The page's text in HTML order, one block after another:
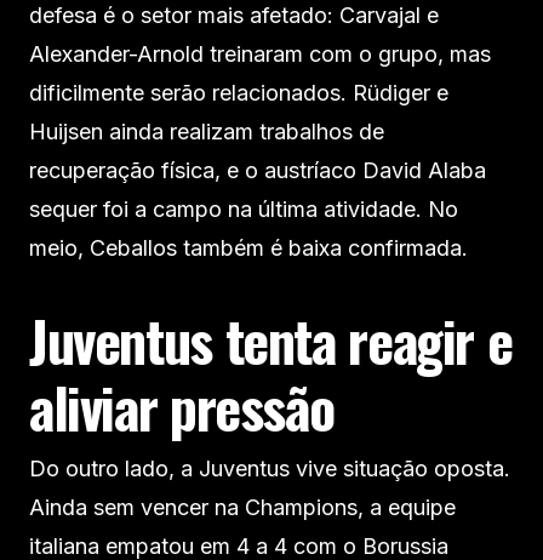
defesa é o setor mais afetado: Carvajal e
Alexander-Arnold treinaram com o grupo, mas
dificilmente serão relacionados. Rüdiger e
Huijsen ainda realizam trabalhos de
recuperação física, e o austríaco David Alaba
sequer foi a campo na última atividade. No
meio, Ceballos também é baixa confirmada.
Juventus tenta reagir e
aliviar pressão
Do outro lado, a Juventus vive situação oposta.
Ainda sem vencer na Champions, a equipe
italiana empatou em 4 a 4 com o Borussia